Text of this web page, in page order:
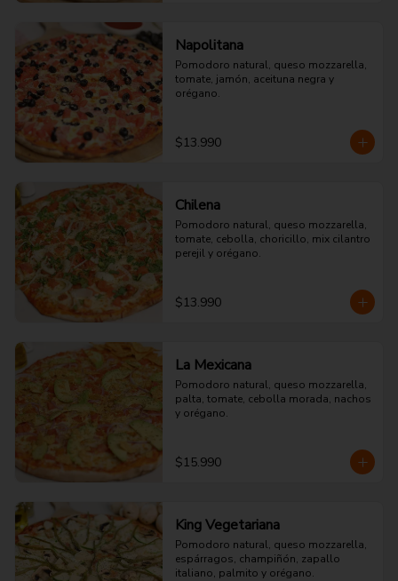
Napolitana
Pomodoro natural, queso mozzarella,
tomate, jamón, aceituna negra y
orégano.
$13.990
Chilena
Pomodoro natural, queso mozzarella,
tomate, cebolla, choricillo, mix cilantro
perejil y orégano.
$13.990
La Mexicana
Pomodoro natural, queso mozzarella,
palta, tomate, cebolla morada, nachos
y orégano.
$15.990
King Vegetariana
Pomodoro natural, queso mozzarella,
espárragos, champiñón, zapallo
italiano, palmito y orégano.